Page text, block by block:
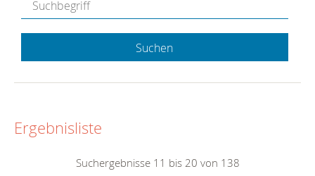
Suchen
Ergebnisliste
Suchergebnisse 11 bis 20 von 138